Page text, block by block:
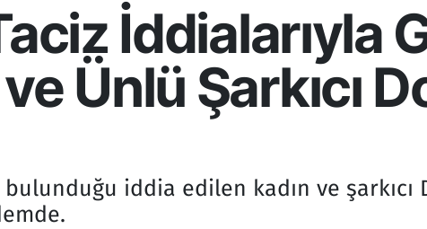
İddialarıyla
Ünlü Şarkıcı
iddia edilen kadın ve